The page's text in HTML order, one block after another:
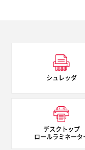
シュレッダ
デスクトップ
ロールラミネータ